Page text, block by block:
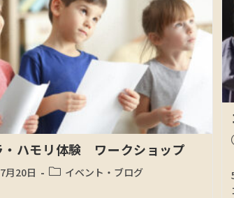
・ハモリ体験 ワークショップ
月20日 イベント・ブログ